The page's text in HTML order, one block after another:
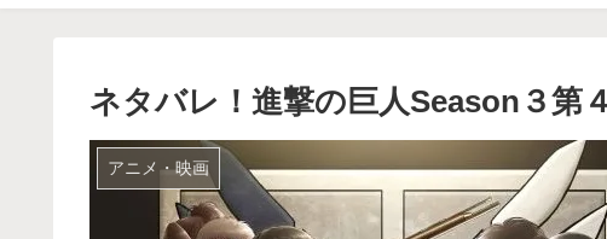
ネタバレ！進撃の巨人Season３第
アニメ・映画